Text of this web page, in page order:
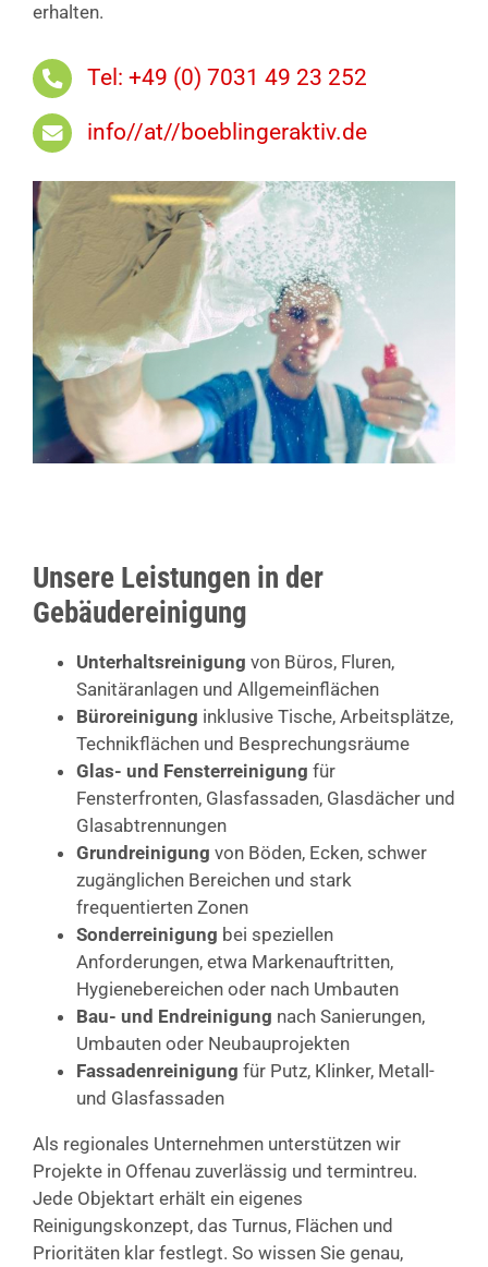
erhalten.
Tel: +49 (0) 7031 49 23 252
info//at//boeblingeraktiv.de
Unsere Leistungen in der
Gebäudereinigung
Unterhaltsreinigung von Büros, Fluren,
Sanitäranlagen und Allgemeinflächen
Büroreinigung inklusive Tische, Arbeitsplätze,
Technikflächen und Besprechungsräume
Glas- und Fensterreinigung für
Fensterfronten, Glasfassaden, Glasdächer und
Glasabtrennungen
Grundreinigung von Böden, Ecken, schwer
zugänglichen Bereichen und stark
frequentierten Zonen
Sonderreinigung bei speziellen
Anforderungen, etwa Markenauftritten,
Hygienebereichen oder nach Umbauten
Bau- und Endreinigung nach Sanierungen,
Umbauten oder Neubauprojekten
Fassadenreinigung für Putz, Klinker, Metall-
und Glasfassaden
Als regionales Unternehmen unterstützen wir
Projekte in Offenau zuverlässig und termintreu.
Jede Objektart erhält ein eigenes
Reinigungskonzept, das Turnus, Flächen und
Prioritäten klar festlegt. So wissen Sie genau,